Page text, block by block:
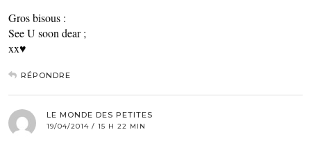
Gros bisous :
See U soon dear ;
xx♥
RÉPONDRE
LE MONDE DES PETITES
19/04/2014 / 15 H 22 MIN